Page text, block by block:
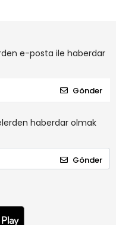
e-posta ile haberdar
Gönder
haberdar olmak
Gönder